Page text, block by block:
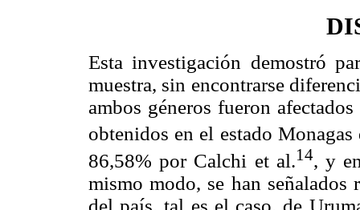
Esta investigación demostró
muestra, sin encontrarse
ambos géneros fueron
obtenidos en el estado
86,58% por Calchi et al.14, y
mismo modo, se han señalados
del país, tal es el caso, de